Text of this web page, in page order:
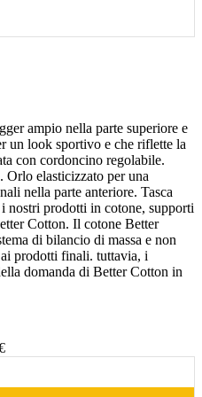
ampio nella parte superiore e
un look sportivo e che riflette la
con cordoncino regolabile.
Orlo elasticizzato per una
nella parte anteriore. Tasca
nostri prodotti in cotone, supporti
Cotton. Il cotone Better
di bilancio di massa e non
prodotti finali. tuttavia, i
domanda di Better Cotton in